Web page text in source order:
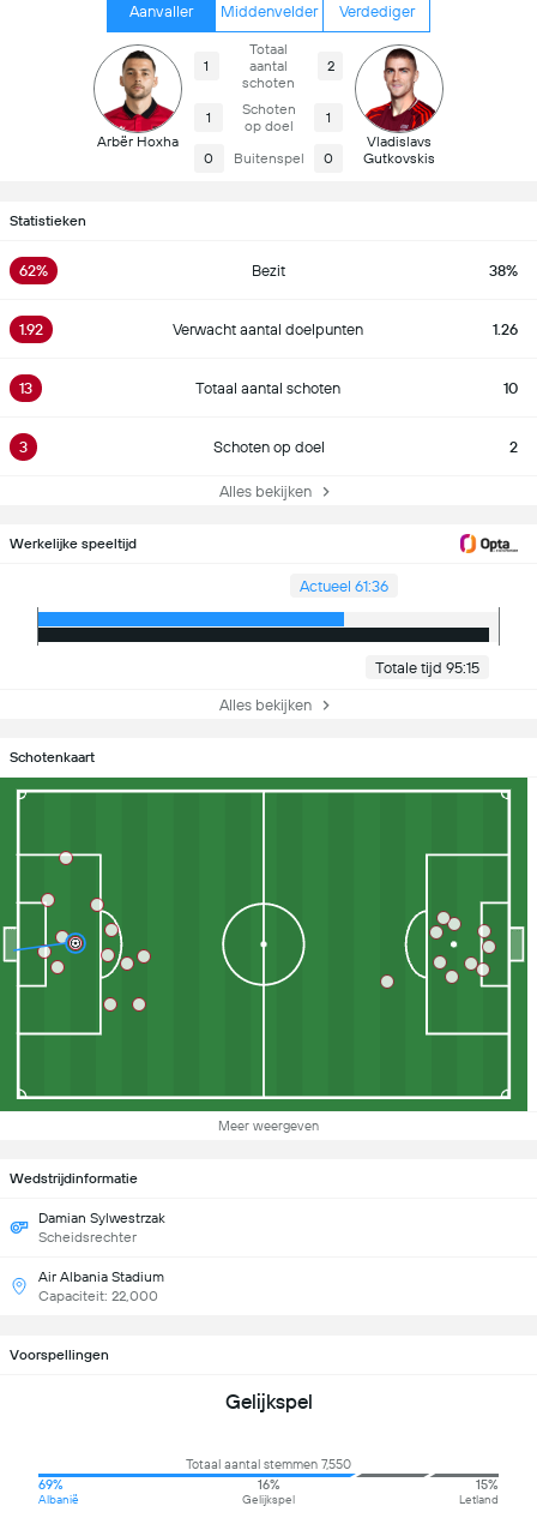
Aanvaller Middenvelder Verdediger
Arbër Hoxha
1
Totaal
aantal
schoten
2
1
Schoten
op doel
1
0 Buitenspel 0
Vladislavs
Gutkovskis
Statistieken
62% Bezit 38%
1.92 Verwacht aantal doelpunten 1.26
13 Totaal aantal schoten 10
3 Schoten op doel 2
Alles bekijken
Werkelijke speeltijd
Actueel 61:36
Totale tijd 95:15
Alles bekijken
Schotenkaart
Meer weergeven
Wedstrijdinformatie
Damian Sylwestrzak
Scheidsrechter
Air Albania Stadium
Capaciteit: 22,000
Voorspellingen
Gelijkspel
Totaal aantal stemmen 7,550
69%
Albanië
16%
Gelijkspel
15%
Letland